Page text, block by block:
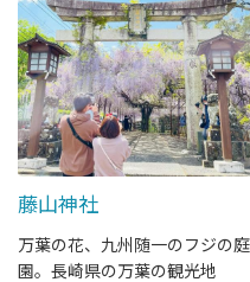
藤山神社
万葉の花、九州随一のフジの庭
園。長崎県の万葉の観光地